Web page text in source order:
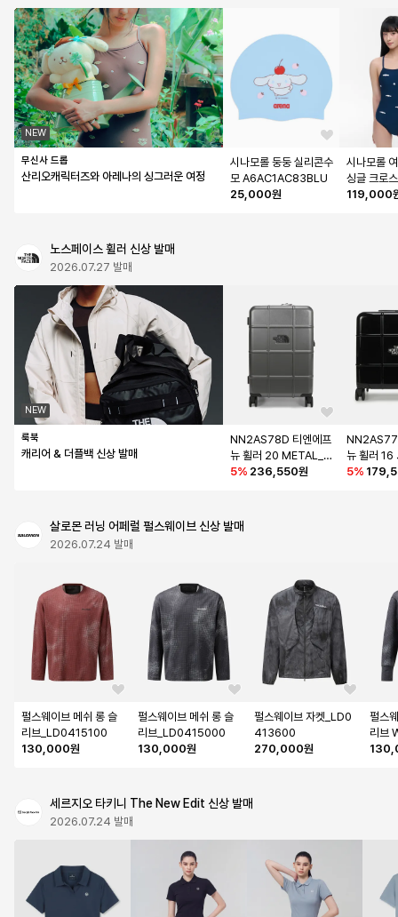
NEW
무신사 드롭
산리오캐릭터즈와 아레나의 싱그러운 여정
시나모롤 둥둥 실리콘수
모 A6AC1AC83BLU
25,000원
시나모롤
싱글 크로
119,000
노스페이스 휠러 신상 발매
2026.07.27 발매
NEW
룩북
캐리어 & 더플백 신상 발매
NN2AS78D 티엔에프
뉴 휠러 20 METAL_G
RAY
5% 236,550원
뉴 휠러
K
5%
살로몬 러닝 어페럴 펄스웨이브 신상 발매
2026.07.24 발매
펄스웨이브 메쉬 롱 슬
리브_LD0415100
130,000원
펄스웨이브 메쉬 롱 슬
리브_LD0415000
130,000원
펄스웨이브 자켓_LD0
413600
270,000원
펄스
리브
세르지오 타키니 The New Edit 신상 발매
2026.07.24 발매